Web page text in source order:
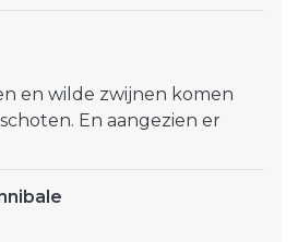
en wilde zwijnen komen
En aangezien er